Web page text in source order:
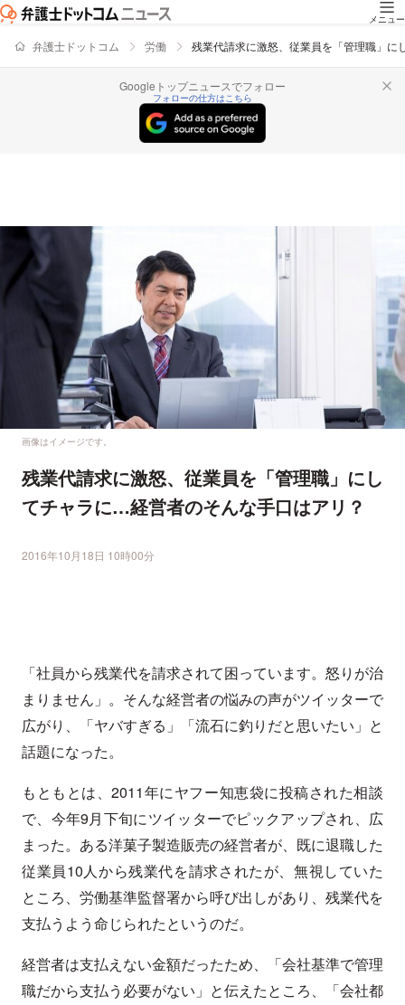
メニュー
弁護士ドットコム 労働 残業代請求に激怒、従業員を「管理職」
Googleトップニュースでフォロー
フォローの仕方はこちら
画像はイメージです。
残業代請求に激怒、従業員を「管理職」にし
てチャラに…経営者のそんな手口はアリ？
2016年10月18日 10時00分
「社員から残業代を請求されて困っています。怒りが治
まりません」。そんな経営者の悩みの声がツイッターで
広がり、「ヤバすぎる」「流石に釣りだと思いたい」と
話題になった。
もともとは、2011年にヤフー知恵袋に投稿された相談
で、今年9月下旬にツイッターでピックアップされ、広
まった。ある洋菓子製造販売の経営者が、既に退職した
従業員10人から残業代を請求されたが、無視していた
ところ、労働基準監督署から呼び出しがあり、残業代を
支払うよう命じられたというのだ。
経営者は支払えない金額だったため、「会社基準で管理
職だから支払う必要がない」と伝えたところ、「会社都